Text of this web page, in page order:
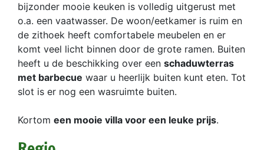
bijzonder mooie keuken is volledig uitgerust met
o.a. een vaatwasser. De woon/eetkamer is ruim en
de zithoek heeft comfortabele meubelen en er
komt veel licht binnen door de grote ramen. Buiten
heeft u de beschikking over een schaduwterras
met barbecue waar u heerlijk buiten kunt eten. Tot
slot is er nog een wasruimte buiten.
Kortom een mooie villa voor een leuke prijs.